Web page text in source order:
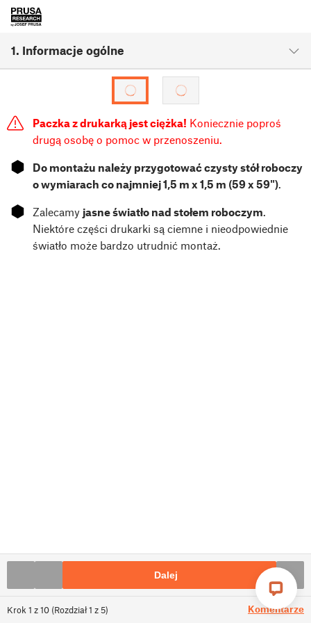
1. Informacje ogólne
Krok 1 z10 (Rozdział1 z 5) Komentarze
Paczka z drukarką jest ciężka! Koniecznie poproś
drugą osobę o pomoc w przenoszeniu.
⬢
Do montażu należy przygotować czysty stół roboczy
o wymiarach co najmniej 1,5 m x 1,5 m (59 x 59").
⬢ Zalecamy jasne światło nad stołem roboczym.
Niektóre części drukarki są ciemne i nieodpowiednie
światło może bardzo utrudnić montaż.
Dalej